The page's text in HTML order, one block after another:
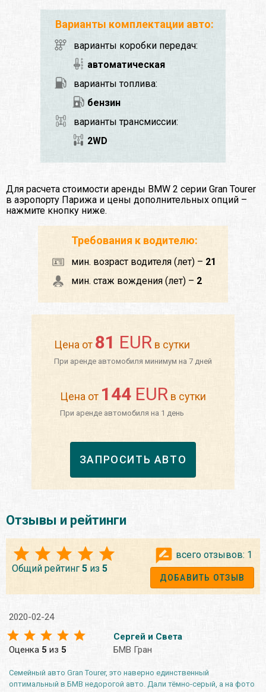
Варианты комплектации авто:
варианты коробки передач:
автоматическая
варианты топлива:
бензин
варианты трансмиссии:
2WD
Для расчета стоимости аренды BMW 2 серии Gran Tourer
в аэропорту Парижа и цены дополнительных опций –
нажмите кнопку ниже.
Требования к водителю:
мин. возраст водителя (лет) – 21
мин. стаж вождения (лет) – 2
Цена от 81 EURв сутки
При аренде автомобиля минимум на 7 дней
Цена от 144 EURв сутки
При аренде автомобиля на 1 день
ЗАПРОСИТЬ АВТО
Отзывы и рейтинги
Общий рейтинг 5 из 5
всего отзывов: 1
ДОБАВИТЬ ОТЗЫВ
2020-02-24
Оценка 5 из 5
Сергей и Света
БМВ Гран
Семейный авто Gran Tourer, это наверно единственный
оптимальный в БМВ недорогой авто. Дали тёмно-серый, а на фото